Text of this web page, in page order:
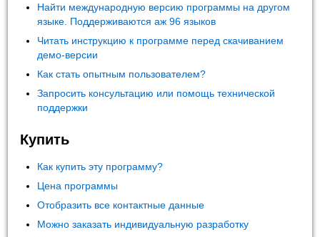
Найти международную версию программы на другом
языке. Поддерживаются аж 96 языков
Читать инструкцию к программе перед скачиванием
демо-версии
Как стать опытным пользователем?
Запросить консультацию или помощь технической
поддержки
Купить
Как купить эту программу?
Цена программы
Отобразить все контактные данные
Можно заказать индивидуальную разработку